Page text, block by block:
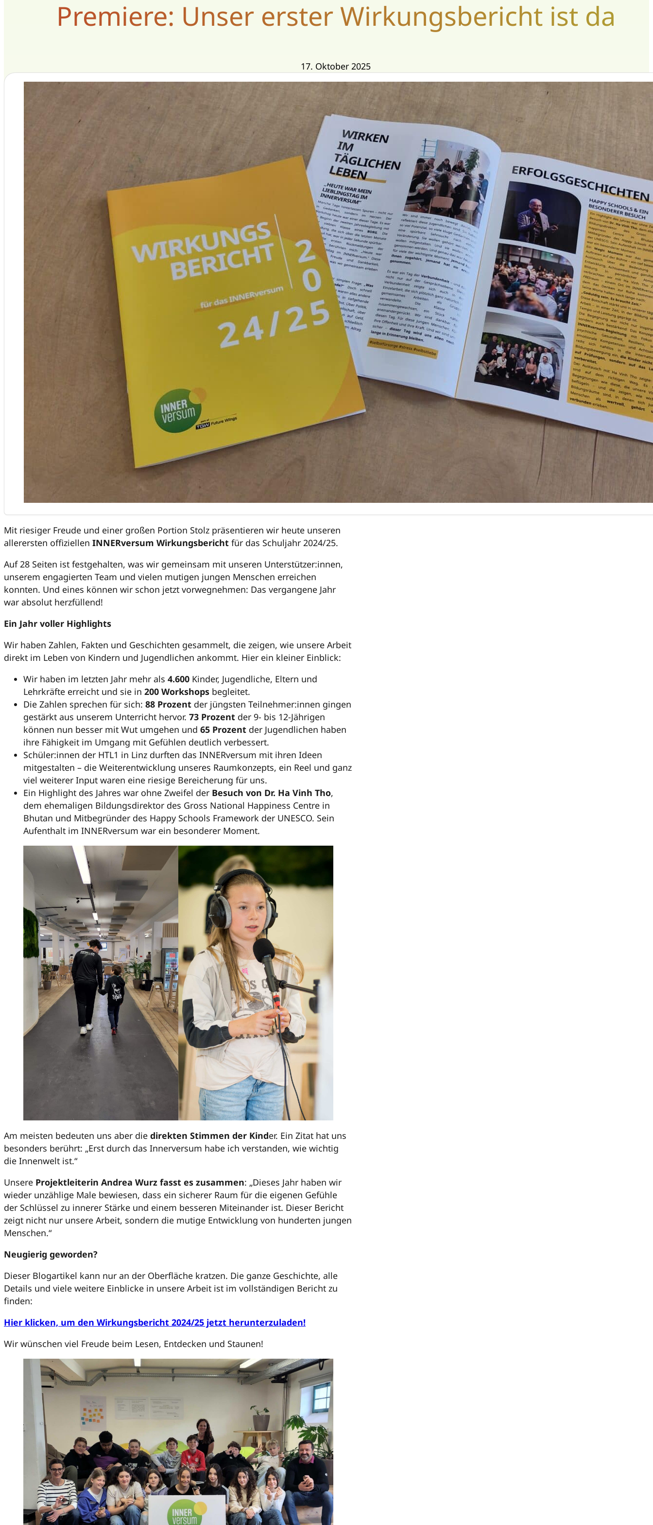
Premiere: Unser erster Wirkungsbericht ist da
17. Oktober 2025
Mit riesiger Freude und einer großen Portion Stolz präsentieren wir heute unseren
allerersten offiziellen INNERversum Wirkungsbericht für das Schuljahr 2024/25.
Auf 28 Seiten ist festgehalten, was wir gemeinsam mit unseren Unterstützer:innen,
unserem engagierten Team und vielen mutigen jungen Menschen erreichen
konnten. Und eines können wir schon jetzt vorwegnehmen: Das vergangene Jahr
war absolut herzfüllend!
Ein Jahr voller Highlights
Wir haben Zahlen, Fakten und Geschichten gesammelt, die zeigen, wie unsere Arbeit
direkt im Leben von Kindern und Jugendlichen ankommt. Hier ein kleiner Einblick:
Wir haben im letzten Jahr mehr als 4.600 Kinder, Jugendliche, Eltern und
Lehrkräfte erreicht und sie in 200 Workshops begleitet.
Die Zahlen sprechen für sich: 88 Prozent der jüngsten Teilnehmer:innen gingen
gestärkt aus unserem Unterricht hervor. 73 Prozent der 9- bis 12-Jährigen
können nun besser mit Wut umgehen und 65 Prozent der Jugendlichen haben
ihre Fähigkeit im Umgang mit Gefühlen deutlich verbessert.
Schüler:innen der HTL1 in Linz durften das INNERversum mit ihren Ideen
mitgestalten – die Weiterentwicklung unseres Raumkonzepts, ein Reel und ganz
viel weiterer Input waren eine riesige Bereicherung für uns.
Ein Highlight des Jahres war ohne Zweifel der Besuch von Dr. Ha Vinh Tho,
dem ehemaligen Bildungsdirektor des Gross National Happiness Centre in
Bhutan und Mitbegründer des Happy Schools Framework der UNESCO. Sein
Aufenthalt im INNERversum war ein besonderer Moment.
Am meisten bedeuten uns aber die direkten Stimmen der Kinder. Ein Zitat hat uns
besonders berührt: „Erst durch das Innerversum habe ich verstanden, wie wichtig
die Innenwelt ist.“
Unsere Projektleiterin Andrea Wurz fasst es zusammen: „Dieses Jahr haben wir
wieder unzählige Male bewiesen, dass ein sicherer Raum für die eigenen Gefühle
der Schlüssel zu innerer Stärke und einem besseren Miteinander ist. Dieser Bericht
zeigt nicht nur unsere Arbeit, sondern die mutige Entwicklung von hunderten jungen
Menschen.“
Neugierig geworden?
Dieser Blogartikel kann nur an der Oberfläche kratzen. Die ganze Geschichte, alle
Details und viele weitere Einblicke in unsere Arbeit ist im vollständigen Bericht zu
finden:
Hier klicken, um den Wirkungsbericht 2024/25 jetzt herunterzuladen!
Wir wünschen viel Freude beim Lesen, Entdecken und Staunen!